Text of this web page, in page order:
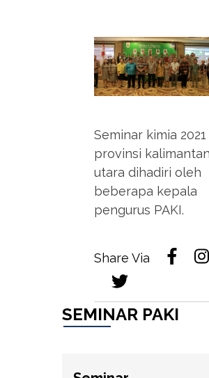
Seminar kimia 2021
provinsi kalimantan
utara dihadiri oleh
beberapa kepala
pengurus PAKI.
Share Via
SEMINAR PAKI